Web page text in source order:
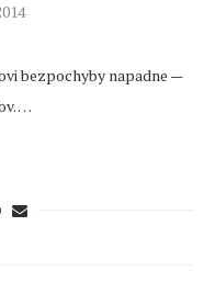
bezpochyby napadne —
…